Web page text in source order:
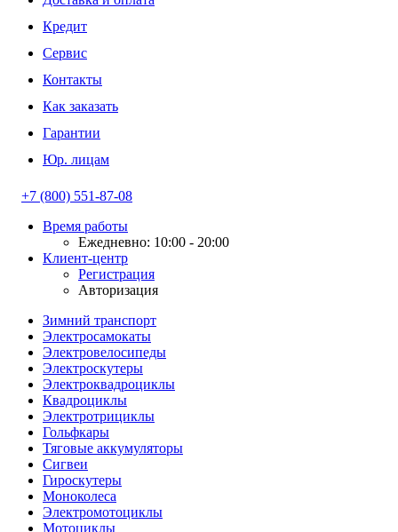
Кредит
Сервис
Контакты
Как заказать
Гарантии
Юр. лицам
+7 (800) 551-87-08
Время работы
Ежедневно: 10:00 - 20:00
Клиент-центр
Регистрация
Авторизация
Зимний транспорт
Электросамокаты
Электровелосипеды
Электроскутеры
Электроквадроциклы
Квадроциклы
Электротрициклы
Гольфкары
Тяговые аккумуляторы
Сигвеи
Гироскутеры
Моноколеса
Электромотоциклы
Мотоциклы